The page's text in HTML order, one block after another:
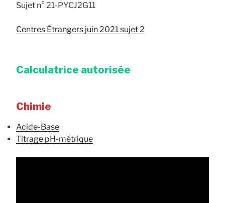
Sujet n° 21-PYCJ2G11
Centres Étrangers juin 2021 sujet 2
Calculatrice autorisée
Chimie
Acide-Base
Titrage pH-métrique